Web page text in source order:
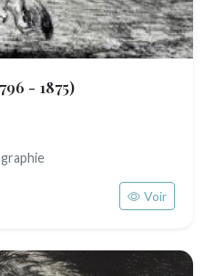
- 1875)
Voir